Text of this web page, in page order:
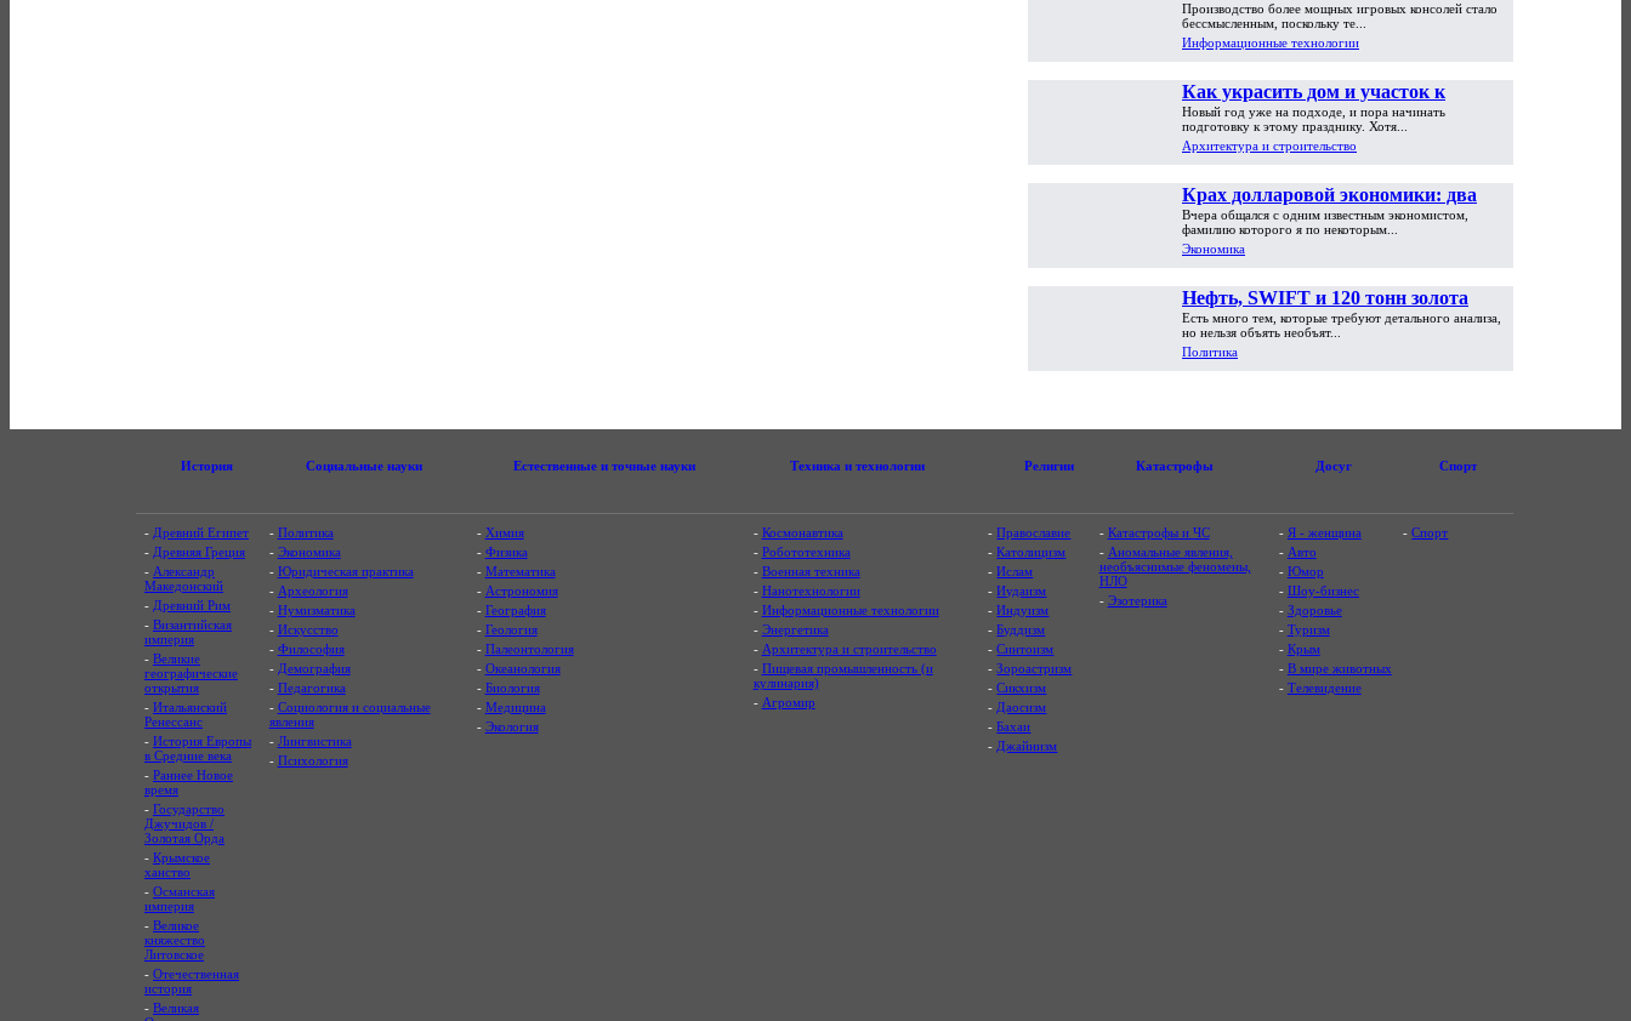
достигли предела возможностей
Производство более мощных игровых консолей стало
бессмысленным, поскольку те...
Информационные технологии
Как украсить дом и участок к
Новому году
Новый год уже на подходе, и пора начинать
подготовку к этому празднику. Хотя...
Архитектура и строительство
Крах долларовой экономики: два
пути обрушения
Вчера общался с одним известным экономистом,
фамилию которого я по некоторым...
Экономика
Нефть, SWIFT и 120 тонн золота
Есть много тем, которые требуют детального анализа,
но нельзя объять необъят...
Политика
История Социальные науки Естественные и точные науки Техника и технологии Религии Катастрофы Досуг Спорт
- Древний Египет
- Древняя Греция
- Александр
Македонский
- Древний Рим
- Византийская
империя
- Великие
географические
открытия
- Итальянский
Ренессанс
- История Европы
в Средние века
- Раннее Новое
время
- Государство
Джучидов /
Золотая Орда
- Крымское
ханство
- Османская
империя
- Великое
княжество
Литовское
- Отечественная
история
- Великая
- Политика
- Экономика
- Юридическая практика
- Археология
- Нумизматика
- Искусство
- Философия
- Демография
- Педагогика
- Социология и социальные
явления
- Лингвистика
- Психология
- Химия
- Физика
- Математика
- Астрономия
- География
- Геология
- Палеонтология
- Океанология
- Биология
- Медицина
- Экология
- Космонавтика
- Робототехника
- Военная техника
- Нанотехнологии
- Информационные технологии
- Энергетика
- Архитектура и строительство
- Пищевая промышленность (и
кулинария)
- Агромир
-Православие
-Католицизм
-Ислам
-Иудаизм
-Индуизм
-Буддизм
-Синтоизм
-Зороастризм
-Сикхизм
- Даосизм
-Бахаи
- Джайнизм
- Катастрофы и ЧС
- Аномальные явления,
необъяснимые феномены,
НЛО
- Эзотерика
- Я - женщина
- Авто
- Юмор
- Шоу-бизнес
- Здоровье
- Туризм
- Крым
- В мире животных
- Телевидение
-Спорт